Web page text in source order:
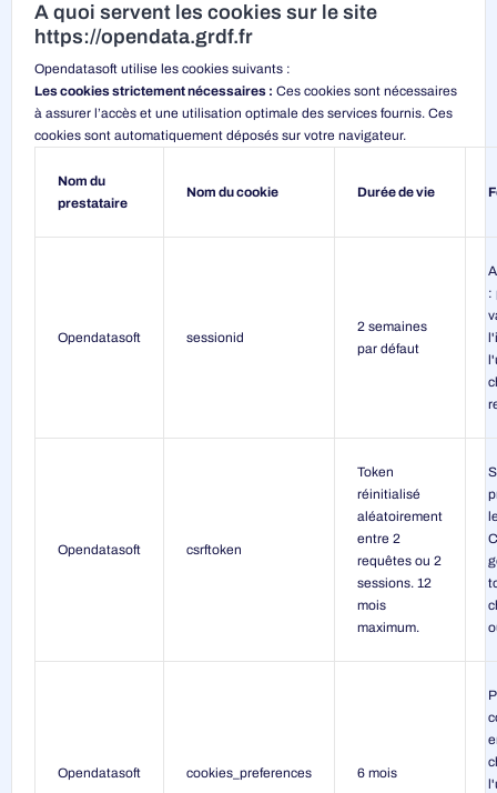
A quoi servent les cookies sur le site
https://opendata.grdf.fr
Opendatasoft utilise les cookies suivants :
Les cookies strictement nécessaires : Ces cookies sont nécessaires
à assurer l’accès et une utilisation optimale des services fournis. Ces
cookies sont automatiquement déposés sur votre navigateur.
Nom du
prestataire
Nom du cookie Durée de vie
Opendatasoft sessionid
2 semaines
par défaut
:
Opendatasoft csrftoken
Token
réinitialisé
aléatoirement
entre 2
requêtes ou 2
sessions. 12
mois
maximum.
Opendatasoft cookies_preferences 6 mois